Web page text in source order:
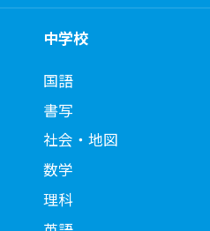
中学校
国語
書写
社会・地図
数学
理科